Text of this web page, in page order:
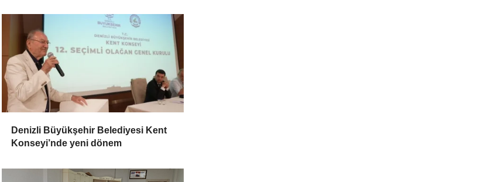
Denizli Büyükşehir Belediyesi Kent
Konseyi’nde yeni dönem